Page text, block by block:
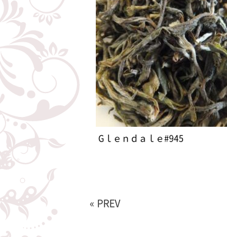
Gｌｅｎｄａｌｅ#945
« PREV